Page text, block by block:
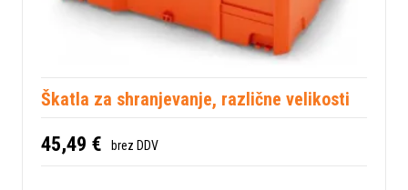
Škatla za shranjevanje, različne velikosti
45,49 € brez DDV